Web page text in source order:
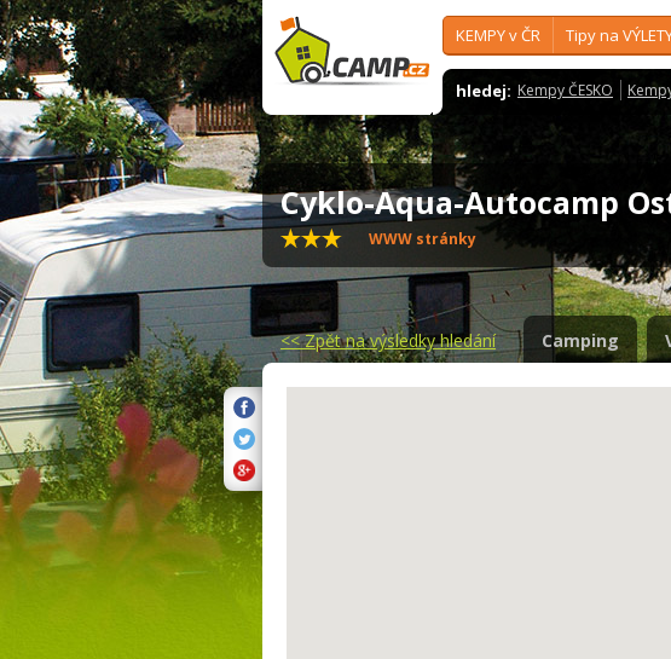
KEMPY v ČR Tipy na
hledej: Kempy ČESKO
Cyklo-Aqua-Autocamp
WWW stránky
<<Zpět na výsledky hledání Camping